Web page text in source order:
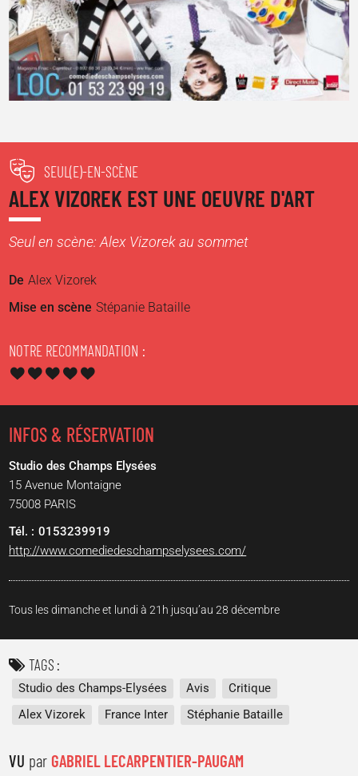
SEUL(E)-EN-SCÈNE
ALEX VIZOREK EST UNE OEUVRE D'ART
Seul en scène: Alex Vizorek au sommet
De Alex Vizorek
Mise en scène Stépanie Bataille
NOTRE RECOMMANDATION
INFOS & RÉSERVATION
Studio des Champs Elysées
15 Avenue Montaigne
75008 PARIS
0153239919
http://www.comediedeschampselysees.com/
Tous les dimanche et lundi à 21h jusqu’au 28 décembre
TAGS
Studio des Champs-Elysées Avis
Critique
Alex Vizorek
France Inter Stéphanie Bataille
VU par GABRIEL LECARPENTIER-PAUGAM